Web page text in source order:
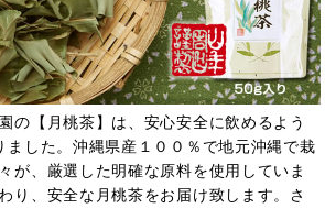
の【月桃茶】は、安心安全に飲めるよう
ました。沖縄県産１００％で地元沖縄で栽
が、厳選した明確な原料を使用していま
り、安全な月桃茶をお届け致します。さ